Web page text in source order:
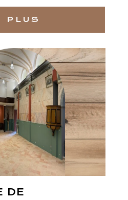
PLUS
DE